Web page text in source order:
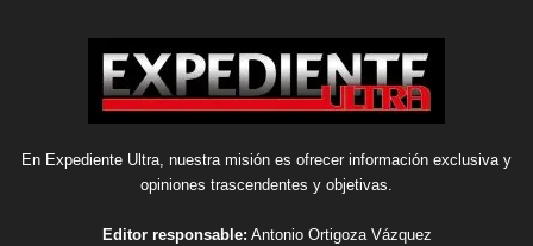
En Expediente Ultra, nuestra misión es ofrecer información exclusiva y
opiniones trascendentes y objetivas.
Editor responsable: Antonio Ortigoza Vázquez